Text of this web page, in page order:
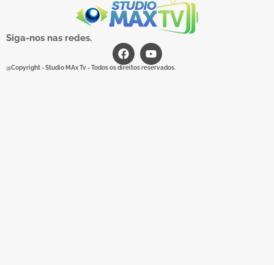
Siga-nos nas redes.
@Copyright - Studio MAx Tv - Todos os direitos reservados.